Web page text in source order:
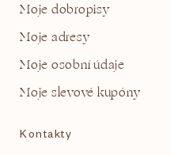
Moje dobropisy
Moje adresy
Moje osobní údaje
Moje slevové kupóny
Kontakty